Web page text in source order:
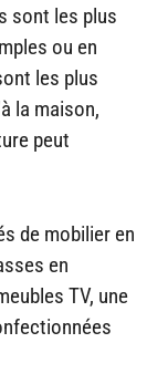
sont les plus
ou en
les plus
la maison,
peut
de mobilier en
en
TV, une